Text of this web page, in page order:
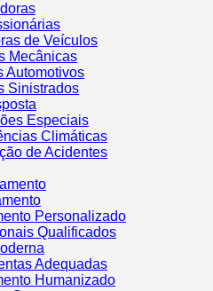
de Veículos
Mecânicas
Automotivos
Sinistrados
Especiais
Climáticas
de Acidentes
Personalizado
Qualificados
Adequadas
Humanizado